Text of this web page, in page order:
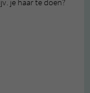
je haar te doen?